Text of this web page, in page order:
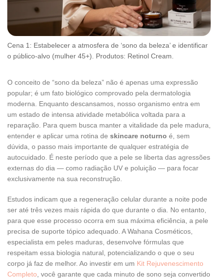
Cena 1: Estabelecer a atmosfera de ‘sono da beleza’ e identificar
o público-alvo (mulher 45+). Produtos: Retinol Cream.
O conceito de “sono da beleza” não é apenas uma expressão
popular; é um fato biológico comprovado pela dermatologia
moderna. Enquanto descansamos, nosso organismo entra em
um estado de intensa atividade metabólica voltada para a
reparação. Para quem busca manter a vitalidade da pele madura,
entender e aplicar uma rotina de skincare noturno é, sem
dúvida, o passo mais importante de qualquer estratégia de
autocuidado. É neste período que a pele se liberta das agressões
externas do dia — como radiação UV e poluição — para focar
exclusivamente na sua reconstrução.
Estudos indicam que a regeneração celular durante a noite pode
ser até três vezes mais rápida do que durante o dia. No entanto,
para que esse processo ocorra em sua máxima eficiência, a pele
precisa de suporte tópico adequado. A Wahana Cosméticos,
especialista em peles maduras, desenvolve fórmulas que
respeitam essa biologia natural, potencializando o que o seu
corpo já faz de melhor. Ao investir em um Kit Rejuvenescimento
Completo , você garante que cada minuto de sono seja convertido